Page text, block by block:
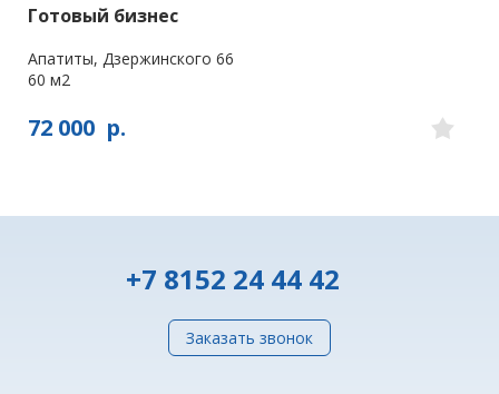
Готовый бизнес
Апатиты, Дзержинского 66
60 м2
72 000 р.
+7 8152 24 44 42
Заказать звонок